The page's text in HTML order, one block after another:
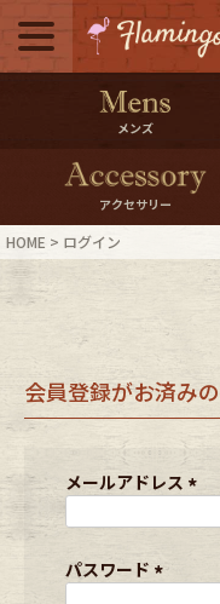
メニュー
ログイン・会員登録
ご利用ガイド
店舗紹介
メンズ
アクセサリー
HOME ログイン
会員登録がお済み
メールアドレス
)
パスワード